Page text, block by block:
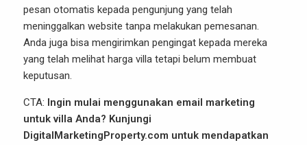
pesan otomatis kepada pengunjung yang telah
meninggalkan website tanpa melakukan pemesanan.
Anda juga bisa mengirimkan pengingat kepada mereka
yang telah melihat harga villa tetapi belum membuat
keputusan.
CTA: Ingin mulai menggunakan email marketing
untuk villa Anda? Kunjungi
DigitalMarketingProperty.com untuk mendapatkan